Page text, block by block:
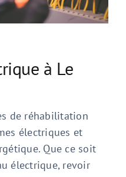
à Le
de réhabilitation
électriques et
Que ce soit
électrique, revoir